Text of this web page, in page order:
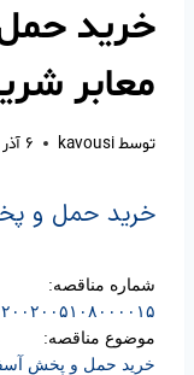
خرید
معابر
توسطkavousi ۶ آذر ۱۴۰۳
خرید حمل و
شماره مناقصه:
۲۰۰۲۰۰۵۱۰۸۰۰۰۰۱۵
موضوع مناقصه:
خرید حمل و پخش